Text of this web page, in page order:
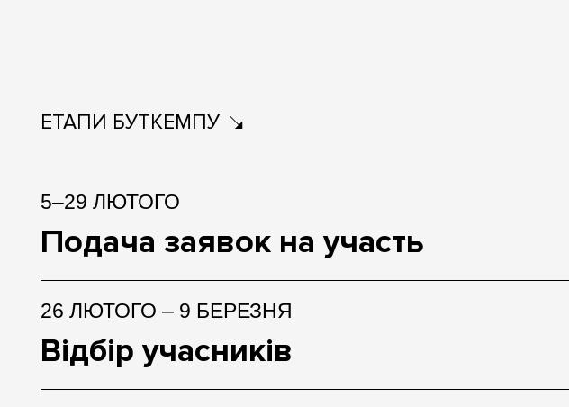
ЕТАПИ БУТКЕМПУ
5–29 ЛЮТОГО
Подача заявок на участь
26 ЛЮТОГО – 9 БЕРЕЗНЯ
Відбір учасників